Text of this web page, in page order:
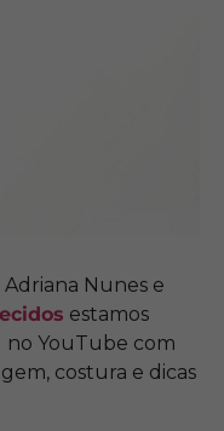
Nunes e
estamos
no YouTube com
costura e dicas